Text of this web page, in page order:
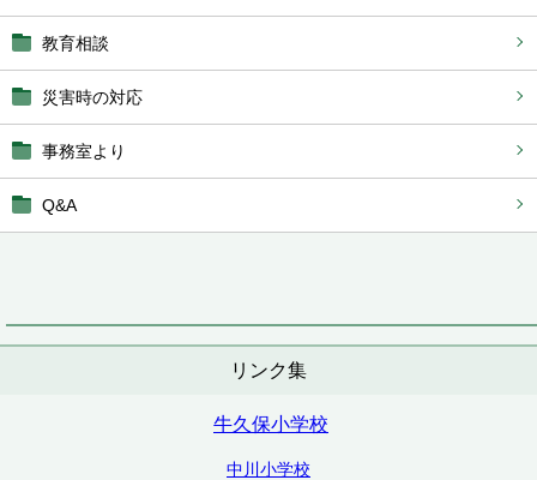
教育相談
災害時の対応
事務室より
Q&A
リンク集
牛久保小学校
中川小学校